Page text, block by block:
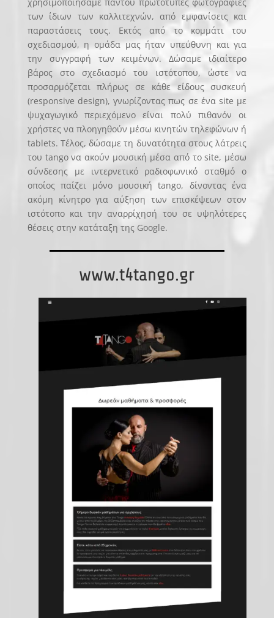
των ίδιων των καλλιτεχνών, από εμφανίσεις και
παραστάσεις τους. Εκτός από το κομμάτι του
σχεδιασμού, η ομάδα μας ήταν υπεύθυνη και για
την συγγραφή των κειμένων. Δώσαμε ιδιαίτερο
βάρος στο σχεδιασμό του ιστότοπου, ώστε να
προσαρμόζεται πλήρως σε κάθε είδους συσκευή
(responsive design), γνωρίζοντας πως σε ένα site με
ψυχαγωγικό περιεχόμενο είναι πολύ πιθανόν οι
χρήστες να πλοηγηθούν μέσω κινητών τηλεφώνων ή
tablets. Τέλος, δώσαμε τη δυνατότητα στους λάτρεις
του tango να ακούν μουσική μέσα από το site, μέσω
σύνδεσης με ιντερνετικό ραδιοφωνικό σταθμό ο
οποίος παίζει μόνο μουσική tango, δίνοντας ένα
ακόμη κίνητρο για αύξηση των επισκέψεων στον
ιστότοπο και την αναρρίχησή του σε υψηλότερες
θέσεις στην κατάταξη της Google.
www.t4tango.gr